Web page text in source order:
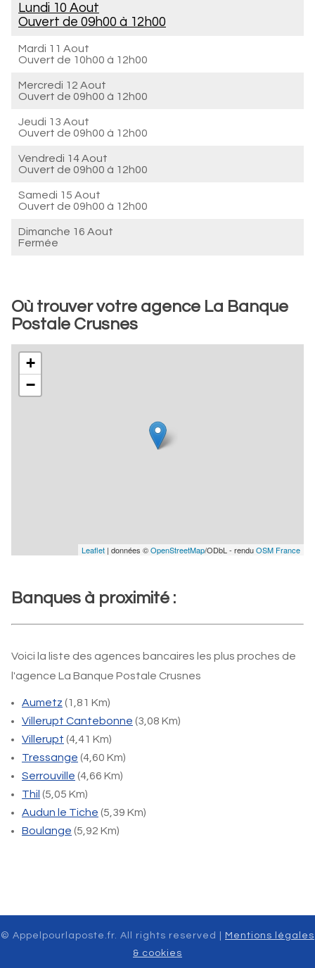
Lundi 10 Aout
Ouvert de 09h00 à 12h00
Mardi 11 Aout
Ouvert de 10h00 à 12h00
Mercredi 12 Aout
Ouvert de 09h00 à 12h00
Jeudi 13 Aout
Ouvert de 09h00 à 12h00
Vendredi 14 Aout
Ouvert de 09h00 à 12h00
Samedi 15 Aout
Ouvert de 09h00 à 12h00
Dimanche 16 Aout
Fermée
Où trouver votre agence La Banque
Postale Crusnes
+
−
Leaflet | données ©OpenStreetMap/ODbL - renduOSM France
Banques à proximité :
Voici la liste des agences bancaires les plus proches de
l'agence La Banque Postale Crusnes
Aumetz (1,81 Km)
Villerupt Cantebonne (3,08 Km)
Villerupt (4,41 Km)
Tressange (4,60 Km)
Serrouville (4,66 Km)
Thil (5,05 Km)
Audun le Tiche (5,39 Km)
Boulange (5,92 Km)
© Appelpourlaposte.fr. All rights reserved |
Mentions légales
& cookies